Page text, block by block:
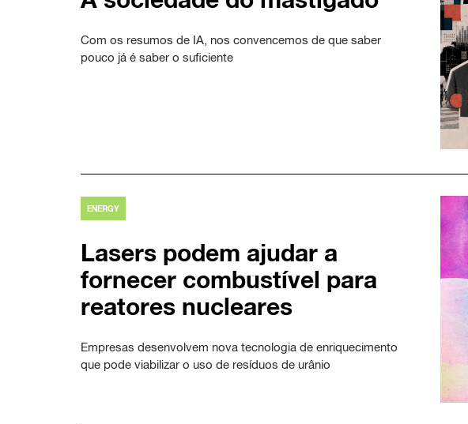
Com os resumos de IA, nos convencemos de que saber
pouco já é saber o suficiente
ENERGY
Lasers podem ajudar a
fornecer combustível para
reatores nucleares
Empresas desenvolvem nova tecnologia de enriquecimento
que pode viabilizar o uso de resíduos de urânio